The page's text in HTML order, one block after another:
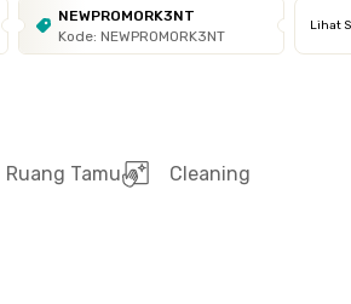
NEWPROMORK3NT
Kode: NEWPROMORK3NT
Lihat
Ruang Tamu
Cleaning